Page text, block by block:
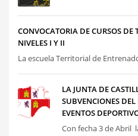
CONVOCATORIA DE CURSOS
NIVELES I Y II
La escuela Territorial de
LA JUNTA DE
SUBVENCIONES
EVENTOS
Con fecha 3 de Abril